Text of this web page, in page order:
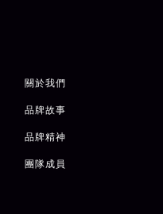
關於我們
品牌故事
品牌精神
團隊成員